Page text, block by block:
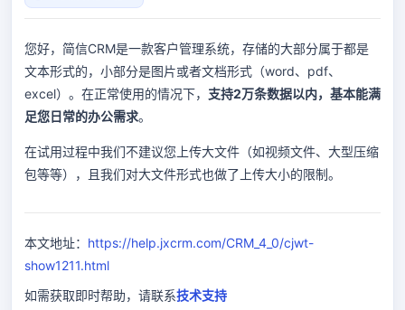
您好，简信CRM是一款客户管理系统，存储的大部分属于都是
文本形式的，小部分是图片或者文档形式（word、pdf、
excel）。在正常使用的情况下， 支持2万条数据以内，基本能满
足您日常的办公需求。
在试用过程中我们不建议您上传大文件（如视频文件、大型压缩
包等等），且我们对大文件形式也做了上传大小的限制。
本文地址： https://help.jxcrm.com/CRM_4_0/cjwt-
show1211.html
如需获取即时帮助，请联系技术支持